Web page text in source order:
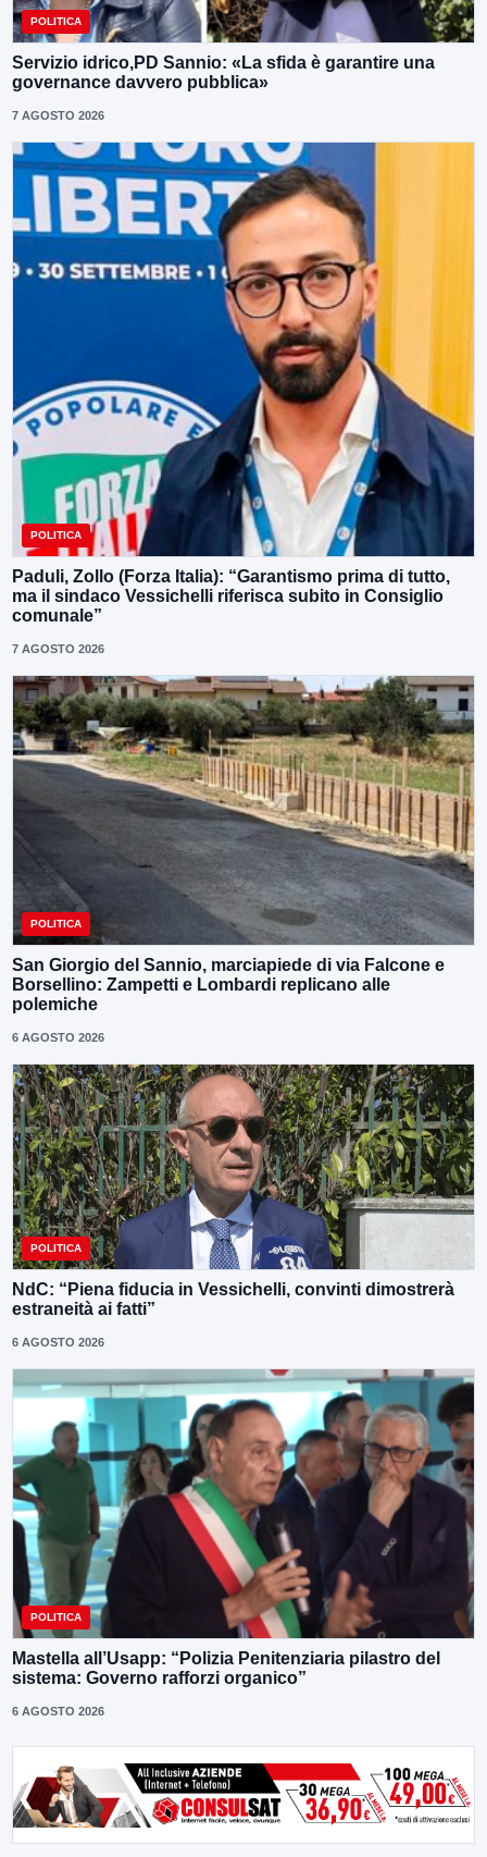
POLITICA
Servizio idrico,PD Sannio: «La sfida è garantire una
governance davvero pubblica»
7 AGOSTO 2026
POLITICA
Paduli, Zollo (Forza Italia): “Garantismo prima di tutto,
ma il sindaco Vessichelli riferisca subito in Consiglio
comunale”
7 AGOSTO 2026
POLITICA
San Giorgio del Sannio, marciapiede di via Falcone e
Borsellino: Zampetti e Lombardi replicano alle
polemiche
6 AGOSTO 2026
POLITICA
NdC: “Piena fiducia in Vessichelli, convinti dimostrerà
estraneità ai fatti”
6 AGOSTO 2026
POLITICA
Mastella all’Usapp: “Polizia Penitenziaria pilastro del
sistema: Governo rafforzi organico”
6 AGOSTO 2026